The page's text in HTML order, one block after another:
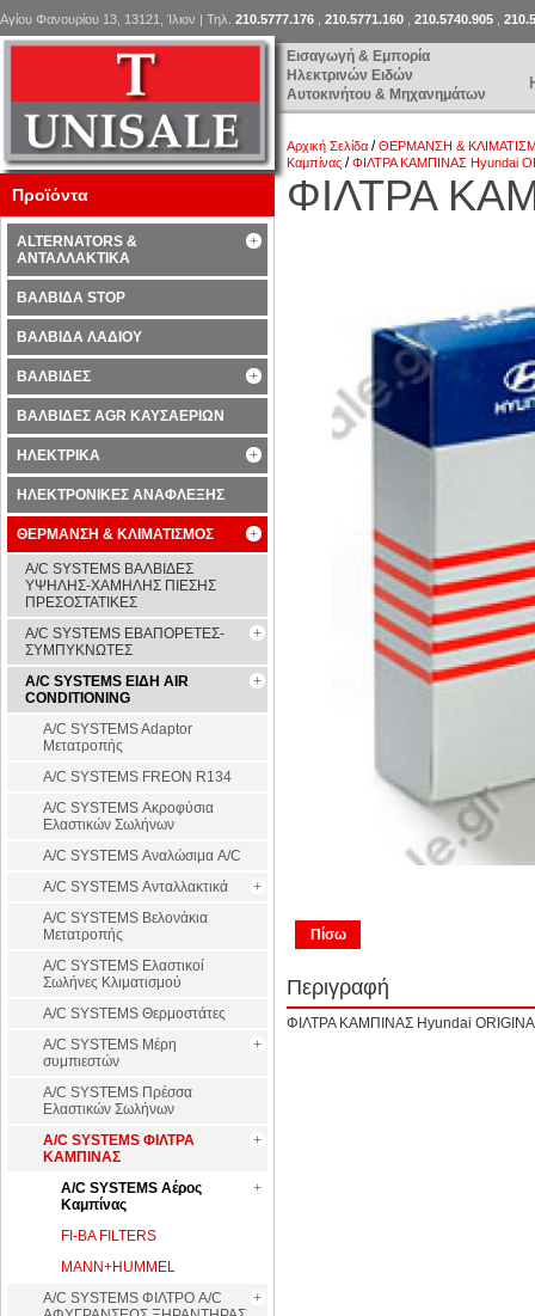
Εισαγωγή & Εμπορία
Ηλεκτρινών Ειδών
Αυτοκινήτου & Μηχανημάτων
Αγίου Φανουρίου 13, 13121, Ίλιον | Τηλ. 210.5777.176 210.5771.160 210.5740.905
Αρχική Σελίδα /ΘΕΡΜΑΝΣΗ &
Καμπίνας /ΦΙΛΤΡΑ ΚΑΜΠΙΝΑΣ Hyundai
ΦΙΛΤΡΑ
Πίσω
Περιγραφή
ΦΙΛΤΡΑ ΚΑΜΠΙΝΑΣ Hyundai
Προϊόντα
ALTERNATORS &
ΑΝΤΑΛΛΑΚΤΙΚΑ
ΒΑΛΒΙΔΑ STOP
ΒΑΛΒΙΔΑ ΛΑΔΙΟΥ
ΒΑΛΒΙΔΕΣ
ΒΑΛΒΙΔΕΣ AGR ΚΑΥΣΑΕΡΙΩΝ
ΗΛΕΚΤΡΙΚΑ
ΗΛΕΚΤΡΟΝΙΚΕΣ ΑΝΑΦΛΕΞΗΣ
ΘΕΡΜΑΝΣΗ & ΚΛΙΜΑΤΙΣΜΟΣ
A/C SYSTEMS ΒΑΛΒΙΔΕΣ
ΥΨΗΛΗΣ-ΧΑΜΗΛΗΣ ΠΙΕΣΗΣ
ΠΡΕΣΟΣΤΑΤΙΚΕΣ
A/C SYSTEMS ΕΒΑΠΟΡΕΤΕΣ-
ΣΥΜΠYΚΝΩΤΕΣ
A/C SYSTEMS ΕΙΔΗ AIR
CONDITIONING
A/C SYSTEMS Adaptor
Μετατροπής
A/C SYSTEMS FREON R134
A/C SYSTEMS Ακροφύσια
Ελαστικών Σωλήνων
A/C SYSTEMS Αναλώσιμα A/C
A/C SYSTEMS Ανταλλακτικά
A/C SYSTEMS Βελονάκια
Μετατροπής
A/C SYSTEMS Ελαστικοί
Σωλήνες Κλιματισμού
A/C SYSTEMS Θερμοστάτες
A/C SYSTEMS Μέρη
συμπιεστών
A/C SYSTEMS Πρέσσα
Ελαστικών Σωλήνων
A/C SYSTEMS ΦΙΛΤΡΑ
ΚΑΜΠΙΝΑΣ
A/C SYSTEMS Αέρος
Καμπίνας
FI-BA FILTERS
MANN+HUMMEL
A/C SYSTEMS ΦΙΛΤΡΟ A/C